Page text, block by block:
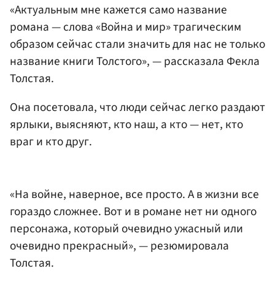
«Актуальным мне кажется само название
романа — слова «Война и мир» трагическим
образом сейчас стали значить для нас не только
название книги Толстого», — рассказала Фекла
Толстая.
Она посетовала, что люди сейчас легко раздают
ярлыки, выясняют, кто наш, а кто — нет, кто
враг и кто друг.
«На войне, наверное, все просто. А в жизни все
гораздо сложнее. Вот и в романе нет ни одного
персонажа, который очевидно ужасный или
очевидно прекрасный», — резюмировала
Толстая.